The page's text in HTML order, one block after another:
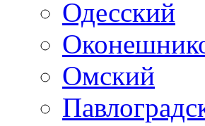
Одесский
Омский